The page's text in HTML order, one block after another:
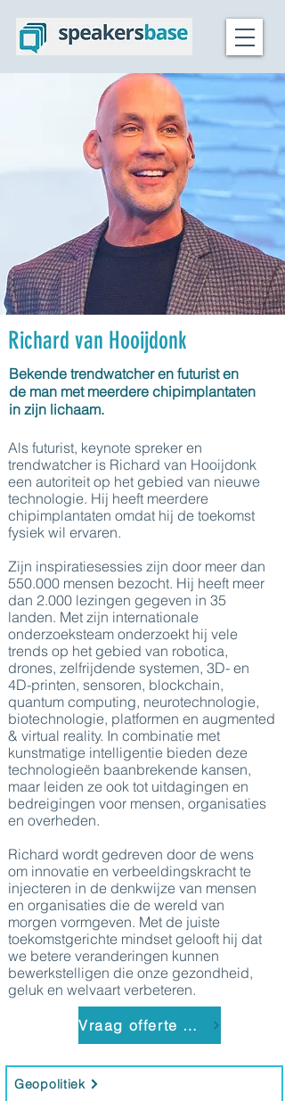
Richard van Hooijdonk
Bekende trendwatcher en futurist en
de man met meerdere chipimplantaten
in zijn lichaam.
Als futurist, keynote spreker en
trendwatcher is Richard van Hooijdonk
een autoriteit op het gebied van nieuwe
technologie. Hij heeft meerdere
chipimplantaten omdat hij de toekomst
fysiek wil ervaren.
Zijn inspiratiesessies zijn door meer dan
550.000 mensen bezocht. Hij heeft meer
dan 2.000 lezingen gegeven in 35
landen. Met zijn internationale
onderzoeksteam onderzoekt hij vele
trends op het gebied van robotica,
drones, zelfrijdende systemen, 3D- en
4D-printen, sensoren, blockchain,
quantum computing, neurotechnologie,
biotechnologie, platformen en augmented
& virtual reality. In combinatie met
kunstmatige intelligentie bieden deze
technologieën baanbrekende kansen,
maar leiden ze ook tot uitdagingen en
bedreigingen voor mensen, organisaties
en overheden.
Richard wordt gedreven door de wens
om innovatie en verbeeldingskracht te
injecteren in de denkwijze van mensen
en organisaties die de wereld van
morgen vormgeven. Met de juiste
toekomstgerichte mindset gelooft hij dat
we betere veranderingen kunnen
bewerkstelligen die onze gezondheid,
geluk en welvaart verbeteren.
Vraag offerte aan
Geopolitiek